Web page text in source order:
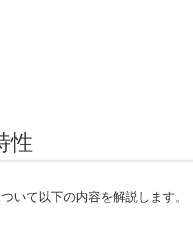
性
いて以下の内容を解説します。